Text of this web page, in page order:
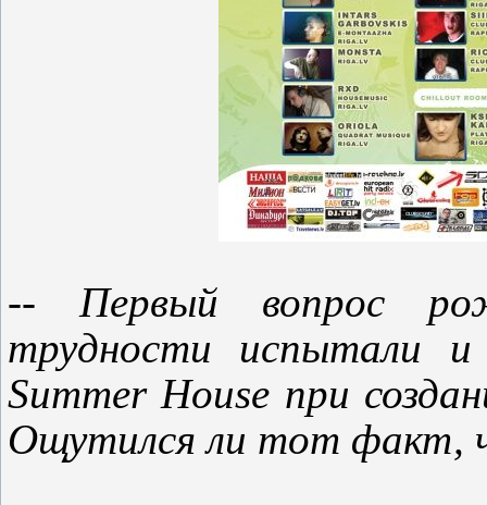
-- Первый вопрос
трудности испытали и
Summer House при
Ощутился ли тот факт,